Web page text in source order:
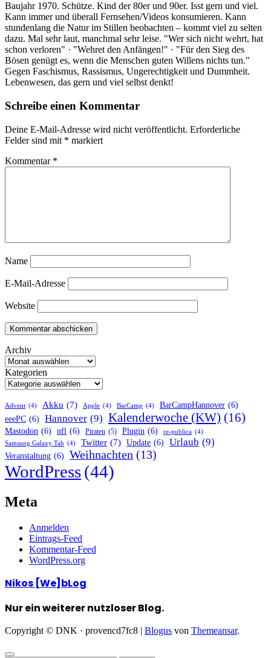
Baujahr 1970. Schütze. Kind der 80er und 90er. Isst gern und viel.
Kann immer und überall Fernsehen/Videos konsumieren. Kann
stundenlang die Natur im Stillen beobachten – kommt viel zu selten
dazu. Mal sehr laut, manchmal sehr leise. "Wer sich nicht wehrt, hat
schon verloren" · "Wehret den Anfängen!" · "Für den Sieg des
Bösen genügt es, wenn die Menschen guten Willens nichts tun."
Gegen Faschismus, Rassismus, Ungerechtigkeit und Dummheit.
Lebenwesen, das gern und viel selbst denkt!
Schreibe einen Kommentar
Deine E-Mail-Adresse wird nicht veröffentlicht. Erforderliche
Felder sind mit * markiert
Kommentar *
Name
E-Mail-Adresse
Website
Archiv
Kategorien
Advent (4) Akku (7) Apple (4) BarCamp (4) BarCampHannover (6)
eeePC (6) Hannover (9) Kalenderwoche (KW) (16)
Mastodon (6) nfl (6) Piraten (5) Plugin (6) re-publica (4)
Samsung Galaxy Tab (4) Twitter (7) Update (6) Urlaub (9)
Veranstaltung (6) Weihnachten (13)
WordPress(44)
Meta
Anmelden
Eintrags-Feed
Kommentar-Feed
WordPress.org
Nikos [We]bLog
Nur ein weiterer nutzloser Blog.
Copyright © DNK · provencd7fc8 | Blogus von Themeansar.